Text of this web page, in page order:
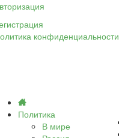
конфиденциальности
Политика
В мире